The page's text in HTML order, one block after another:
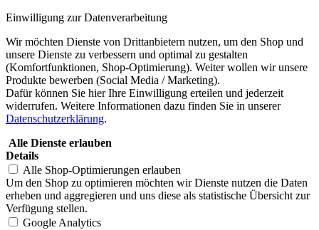
Einwilligung zur Datenverarbeitung
Wir möchten Dienste von Drittanbietern nutzen, um den Shop und
unsere Dienste zu verbessern und optimal zu gestalten
(Komfortfunktionen, Shop-Optimierung). Weiter wollen wir unsere
Produkte bewerben (Social Media / Marketing).
Dafür können Sie hier Ihre Einwilligung erteilen und jederzeit
widerrufen. Weitere Informationen dazu finden Sie in unserer
Datenschutzerklärung.
Alle Dienste erlauben
Details
Alle Shop-Optimierungen erlauben
Um den Shop zu optimieren möchten wir Dienste nutzen die Daten
erheben und aggregieren und uns diese als statistische Übersicht zur
Verfügung stellen.
Google Analytics